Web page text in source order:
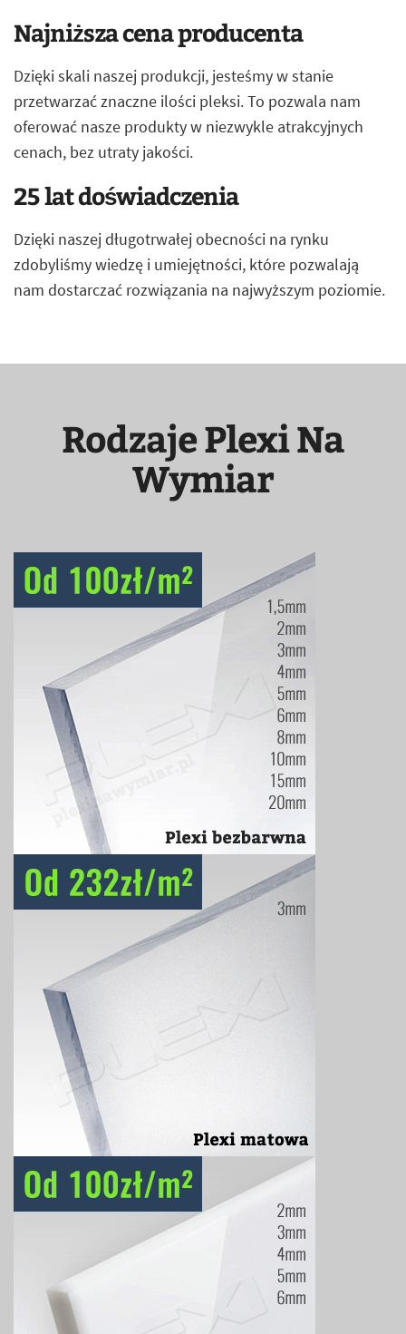
Najniższa cena producenta
Dzięki skali naszej produkcji, jesteśmy w stanie
przetwarzać znaczne ilości pleksi. To pozwala nam
oferować nasze produkty w niezwykle atrakcyjnych
cenach, bez utraty jakości.
25 lat doświadczenia
Dzięki naszej długotrwałej obecności na rynku
zdobyliśmy wiedzę i umiejętności, które pozwalają
nam dostarczać rozwiązania na najwyższym poziomie.
Rodzaje Plexi Na
Wymiar